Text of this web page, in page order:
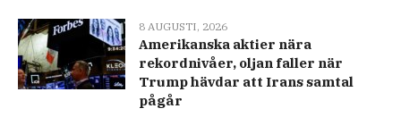
8 AUGUSTI, 2026
Amerikanska aktier nära
rekordnivåer, oljan faller när
Trump hävdar att Irans samtal
pågår